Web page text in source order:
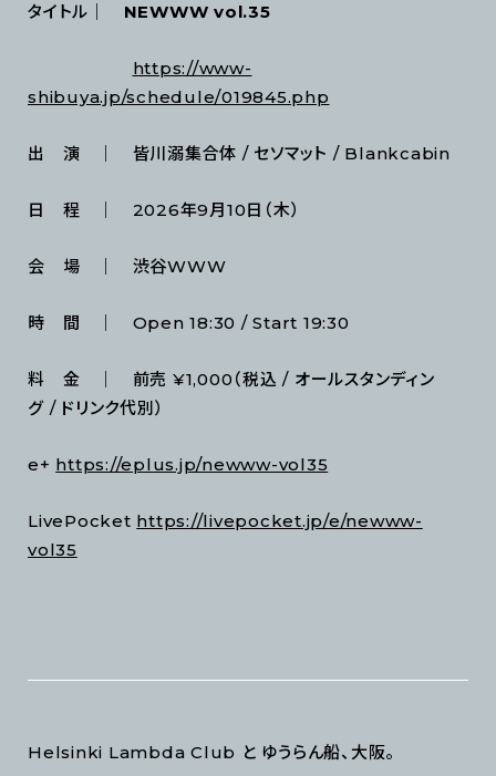
タイトル｜ NEWWW vol.35
https://www-
shibuya.jp/schedule/019845.php
出 演 ｜ 皆川溺集合体 / セソマット / Blankcabin
日 程 ｜ 2026年9月10日（木）
会 場 ｜ 渋谷WWW
時 間 ｜ Open 18:30 / Start 19:30
料 金 ｜ 前売 ¥1,000（税込 / オールスタンディン
グ / ドリンク代別）
e+ https://eplus.jp/newww-vol35
LivePocket https://livepocket.jp/e/newww-
vol35
Helsinki Lambda Club と ゆうらん船、大阪。